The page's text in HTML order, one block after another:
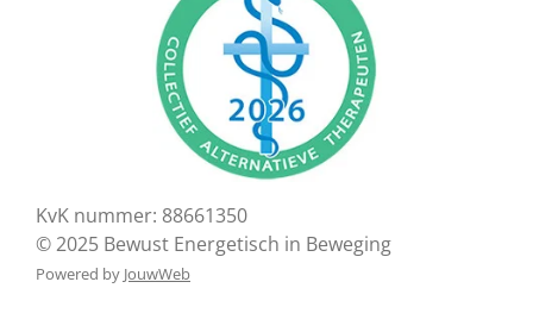
KvK nummer: 88661350
© 2025 Bewust Energetisch in Beweging
Powered by JouwWeb